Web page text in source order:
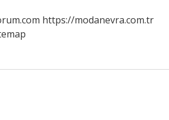
https://modanevra.com.tr